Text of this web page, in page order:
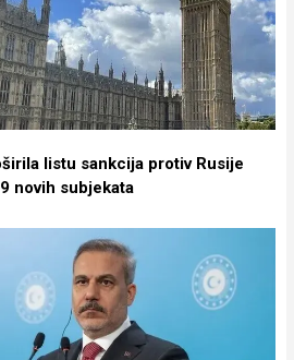
listu sankcija protiv Rusije
novih subjekata